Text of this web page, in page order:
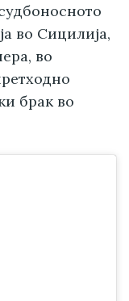
во Сицилија,
во
брак во